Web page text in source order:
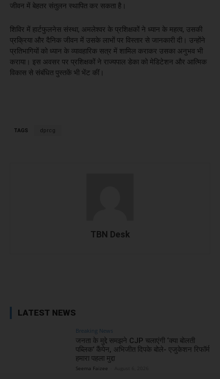
जीवन में बेहतर संतुलन स्थापित कर सकता है।
शिविर में हार्टफुलनेस संस्था, अमलेश्वर के प्रशिक्षकों ने ध्यान के महत्व, उसकी
प्रक्रिया और दैनिक जीवन में उसके लाभों पर विस्तार से जानकारी दी। उन्होंने
प्रतिभागियों को ध्यान के व्यावहारिक सत्र में शामिल कराकर उसका अनुभव भी
कराया। इस अवसर पर प्रशिक्षकों ने राज्यपाल डेका को मेडिटेशन और आत्मिक
विकास से संबंधित पुस्तकें भी भेंट कीं।
TAGS dprcg
TBN Desk
LATEST NEWS
Breaking News
जनता के मुद्दे समझने CJP चलाएंगी ‘क्या बोलती
पब्लिक’ कैंपेन, अभिजीत दिपके बोले- एजुकेशन रिफॉर्म
हमारा पहला मुद्दा
Seema Faizee